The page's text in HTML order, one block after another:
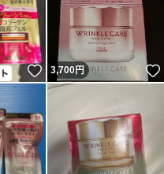
いいね！
3,700円